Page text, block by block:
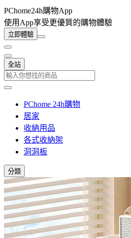
PChome24h購物App
使用App享受更優質的購物體驗
立即體驗
全站
PChome 24h購物
居家
收納用品
各式收納架
洞洞板
分類